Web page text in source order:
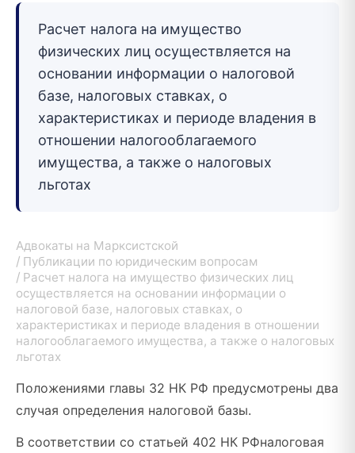
Расчет налога на имущество
физических лиц осуществляется на
основании информации о налоговой
базе, налоговых ставках, о
характеристиках и периоде владения в
отношении налогооблагаемого
имущества, а также о налоговых
льготах
Адвокаты на Марксистской
Публикации по юридическим вопросам
Расчет налога на имущество физических лиц
осуществляется на основании информации о
налоговой базе, налоговых ставках, о
характеристиках и периоде владения в отношении
налогооблагаемого имущества, а также о налоговых
льготах
Положениями главы 32 НК РФ предусмотрены два
случая определения налоговой базы.
В соответствии со статьей 402 НК РФналоговая